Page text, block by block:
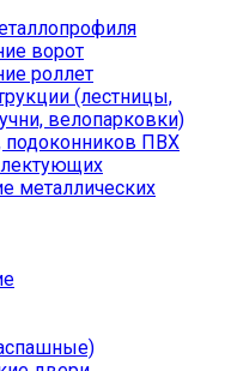
ворот
роллет
(лестницы,
велопарковки)
подоконников ПВХ
металлических